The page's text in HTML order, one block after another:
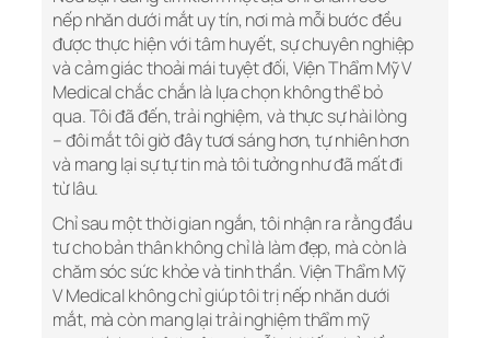
nếp nhăn dưới mắt uy tín, nơi mà mỗi bước đều
được thực hiện với tâm huyết, sự chuyên nghiệp
và cảm giác thoải mái tuyệt đối, Viện Thẩm Mỹ V
Medical chắc chắn là lựa chọn không thể bỏ
qua. Tôi đã đến, trải nghiệm, và thực sự hài lòng
– đôi mắt tôi giờ đây tươi sáng hơn, tự nhiên hơn
và mang lại sự tự tin mà tôi tưởng như đã mất đi
từ lâu.
Chỉ sau một thời gian ngắn, tôi nhận ra rằng đầu
tư cho bản thân không chỉ là làm đẹp, mà còn là
chăm sóc sức khỏe và tinh thần. Viện Thẩm Mỹ
V Medical không chỉ giúp tôi trị nếp nhăn dưới
mắt, mà còn mang lại trải nghiệm thẩm mỹ